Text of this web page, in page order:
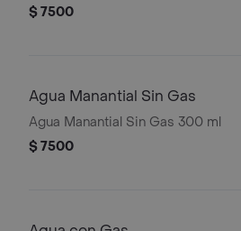
$ 7500
Agua Manantial Sin Gas
Agua Manantial Sin Gas 300 ml
$ 7500